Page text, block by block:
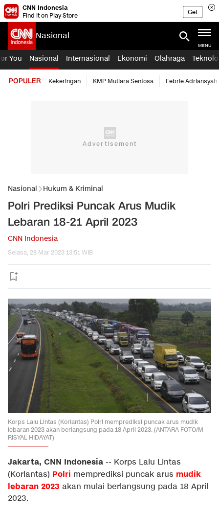
CNN Indonesia
Find it on Play Store
Get
Nasional
MENU
You Nasional Internasional Ekonomi Olahraga
POPULER Kekeringan KMP Mutiara Sentosa Febrie Adriansyah
Nasional Hukum & Kriminal
Polri Prediksi Puncak Arus Mudik
Lebaran 18-21 April 2023
CNN Indonesia
Selasa, 28 Mar 2023 13:51 WIB
Korps Lalu Lintas (Korlantas) Polri memprediksi puncak arus mudik
lebaran 2023 akan berlangsung pada 18 April 2023. (ANTARA FOTO/M
RISYAL HIDAYAT)
Jakarta, CNN Indonesia -- Korps Lalu Lintas
(Korlantas) Polri memprediksi puncak arus mudik
lebaran 2023 akan mulai berlangsung pada 18 April
2023.